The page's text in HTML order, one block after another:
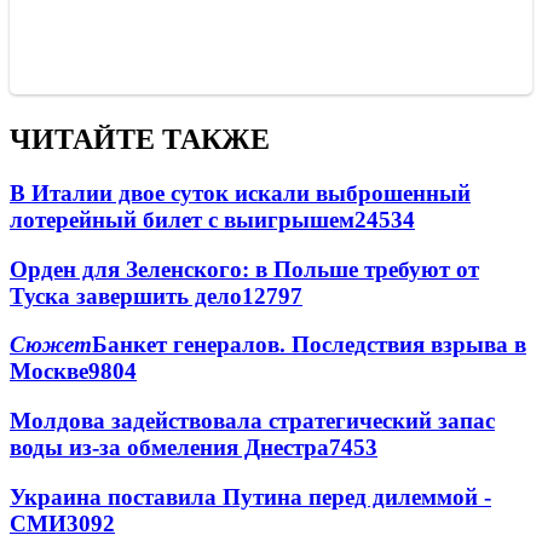
ЧИТАЙТЕ ТАКЖЕ
В Италии двое суток искали выброшенный
лотерейный билет с выигрышем24534
Орден для Зеленского: в Польше требуют от
Туска завершить дело12797
СюжетБанкет генералов. Последствия взрыва в
Москве9804
Молдова задействовала стратегический запас
воды из-за обмеления Днестра7453
Украина поставила Путина перед дилеммой -
СМИ3092